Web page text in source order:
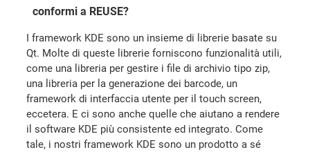
conformi a REUSE?
I framework KDE sono un insieme di librerie basate su
Qt. Molte di queste librerie forniscono funzionalità utili,
come una libreria per gestire i file di archivio tipo zip,
una libreria per la generazione dei barcode, un
framework di interfaccia utente per il touch screen,
eccetera. E ci sono anche quelle che aiutano a rendere
il software KDE più consistente ed integrato. Come
tale, i nostri framework KDE sono un prodotto a sé